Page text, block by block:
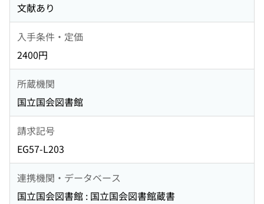
文献あり
入手条件・定価
2400円
所蔵機関
国立国会図書館
請求記号
EG57-L203
連携機関・データベース
国立国会図書館 : 国立国会図書館蔵書